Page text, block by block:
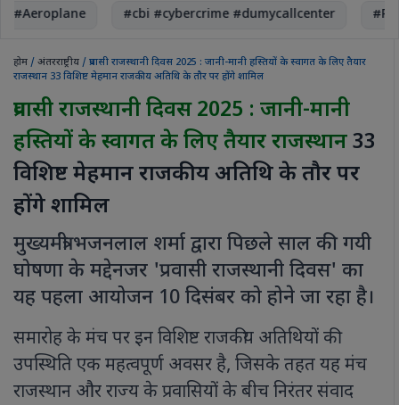
#Aeroplane #cbi #cybercrime #dumycallcenter
होम / अंतरराष्ट्रीय / प्रवासी राजस्थानी दिवस 2025 : जानी-मानी हस्तियों के स्वागत के लिए तैयार
राजस्थान 33 विशिष्ट मेहमान राजकीय अतिथि के तौर पर होंगे शामिल
प्रवासी राजस्थानी दिवस 2025 : जानी-मानी
हस्तियों के स्वागत के लिए तैयार राजस्थान33
विशिष्ट मेहमान राजकीय अतिथि के तौर पर
होंगे शामिल
मुख्यमंत्री भजनलाल शर्मा द्वारा पिछले साल की गयी
घोषणा के मद्देनजर 'प्रवासी राजस्थानी दिवस' का
यह पहला आयोजन 10 दिसंबर को होने जा रहा है।
समारोह के मंच पर इन विशिष्ट राजकीय अतिथियों की
उपस्थिति एक महत्वपूर्ण अवसर है, जिसके तहत यह मंच
राजस्थान और राज्य के प्रवासियों के बीच निरंतर संवाद